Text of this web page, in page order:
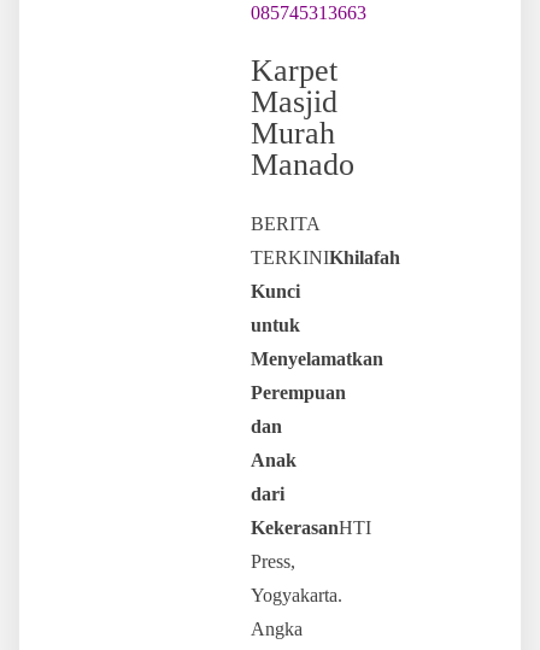
085745313663
Karpet
Masjid
Murah
Manado
BERITA
TERKINIKhilafah
Kunci
untuk
Menyelamatkan
Perempuan
dan
Anak
dari
KekerasanHTI
Press,
Yogyakarta.
Angka